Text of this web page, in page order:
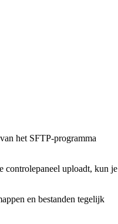
het SFTP-programma
controlepaneel uploadt, kun je
en bestanden tegelijk